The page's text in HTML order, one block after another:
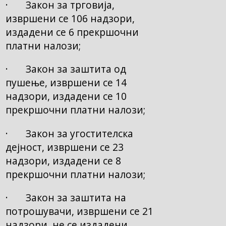
· Закон за трговија,
извршени се 106 надзори,
издадени се 6 прекршочни
платни налози;
· Закон за заштита од
пушење, извршени се 14
надзори, издадени се 10
прекршочни платни налози;
· Закон за угостителска
дејност, извршени се 23
надзори, издадени се 8
прекршочни платни налози;
· Закон за заштита на
потрошувачи, извршени се 21